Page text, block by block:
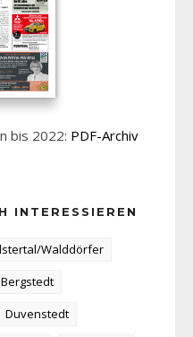
bis 2022: PDF-Archiv
INTERESSIEREN
Walddörfer
Bergstedt
Duvenstedt